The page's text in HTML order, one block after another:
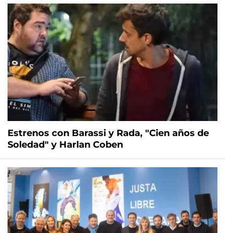
Estrenos con Barassi y Rada, "Cien años de
Soledad" y Harlan Coben